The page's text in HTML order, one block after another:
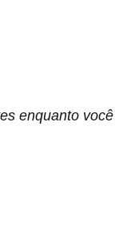
enquanto você